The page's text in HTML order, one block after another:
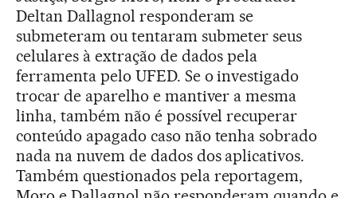
Deltan Dallagnol responderam se
submeteram ou tentaram submeter seus
celulares à extração de dados pela
ferramenta pelo UFED. Se o investigado
trocar de aparelho e mantiver a mesma
linha, também não é possível recuperar
conteúdo apagado caso não tenha sobrado
nada na nuvem de dados dos aplicativos.
Também questionados pela reportagem,